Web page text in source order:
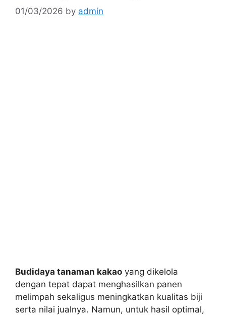
01/03/2026 by admin
Budidaya tanaman kakao yang dikelola
dengan tepat dapat menghasilkan panen
melimpah sekaligus meningkatkan kualitas biji
serta nilai jualnya. Namun, untuk hasil optimal,